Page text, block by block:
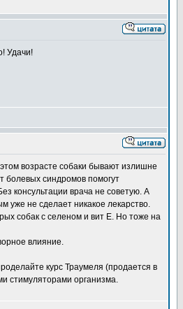
Удачи!
возрасте собаки бывают излишне
болевых синдромов помогут
консультации врача не советую. А
уже не сделает никакое лекарство.
собак с селеном и вит Е. Но тоже на
влияние.
курс Траумеля (продается в
стимуляторами организма.